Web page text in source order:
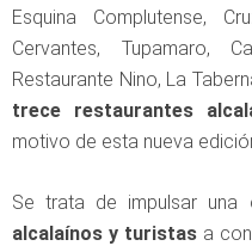
Esquina Complutense,
Cervantes, Tupamaro,
Restaurante Nino, La
trece restaurantes
motivo de esta nueva
Se trata de impulsar una
alcalaínos y turistasa